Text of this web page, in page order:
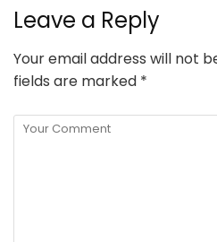
Leave a Reply
Your email address will not
fields are marked *